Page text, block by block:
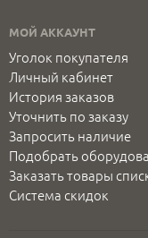
МОЙ АККАУНТ
Уголок покупателя
Личный кабинет
История заказов
Уточнить по заказу
Запросить наличие
Подобрать
Заказать товары
Система скидок